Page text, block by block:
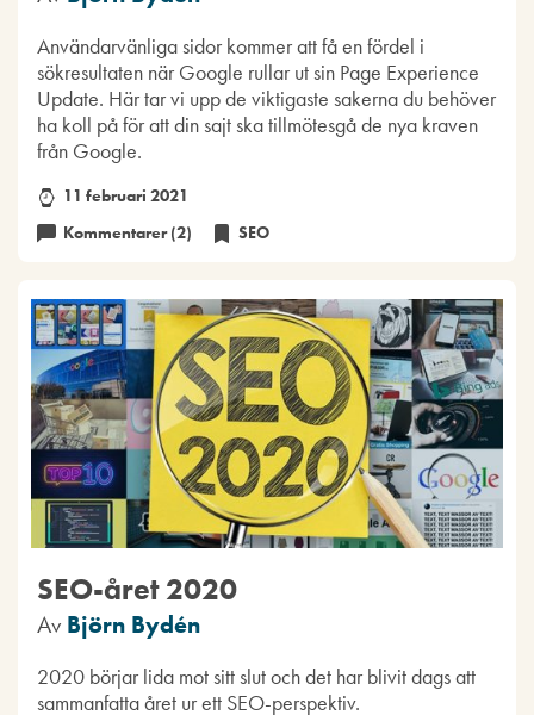
Användarvänliga sidor kommer att få en fördel i
sökresultaten när Google rullar ut sin Page Experience
Update. Här tar vi upp de viktigaste sakerna du behöver
ha koll på för att din sajt ska tillmötesgå de nya kraven
från Google.
11 februari 2021
Kommentarer (2)
SEO
SEO-året 2020
Av Björn Bydén
2020 börjar lida mot sitt slut och det har blivit dags att
sammanfatta året ur ett SEO-perspektiv.